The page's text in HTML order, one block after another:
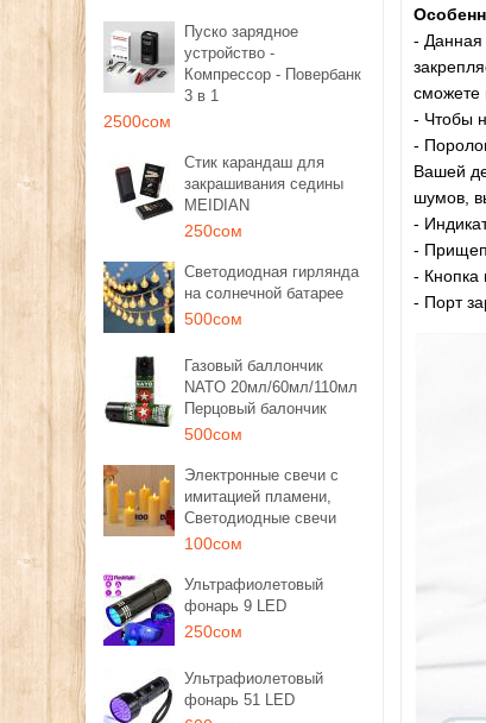
Пуско зарядное
устройство -
Компрессор - Повербанк
3 в 1
2500сом
Стик карандаш для
закрашивания седины
MEIDIAN
250сом
Светодиодная гирлянда
на солнечной батарее
500сом
Газовый баллончик
NATO 20мл/60мл/110мл
Перцовый балончик
500сом
Электронные свечи с
имитацией пламени,
Светодиодные свечи
100сом
Ультрафиолетовый
фонарь 9 LED
250сом
Ультрафиолетовый
фонарь 51 LED
- Данная
сможете
- Чтобы
-
Вашей
шумов,
-
-
- Кнопка
- Порт